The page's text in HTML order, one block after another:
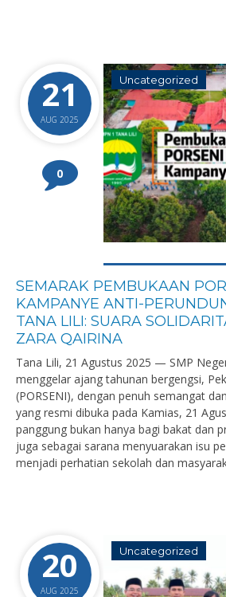
21
AUG 2025
0
Uncategorized
SEMARAK PEMBUKAAN
KAMPANYE ANTI-
TANA LILI: SUARA
ZARA QAIRINA
Tana Lili, 21 Agustus 2025 — SMP
menggelar ajang tahunan bergengsi,
(PORSENI), dengan penuh semangat
yang resmi dibuka pada Kamias, 21
panggung bukan hanya bagi bakat dan
juga sebagai sarana menyuarakan isu
menjadi perhatian sekolah dan
20
AUG 2025
Uncategorized